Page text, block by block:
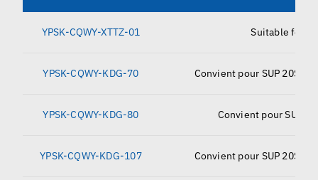
YPSK-CQWY-XTTZ-01 Suitable for
YPSK-CQWY-KDG-70 Convient pour SUP 20S/T,
YPSK-CQWY-KDG-80 Convient pour SUP
YPSK-CQWY-KDG-107 Convient pour SUP 20S/T,